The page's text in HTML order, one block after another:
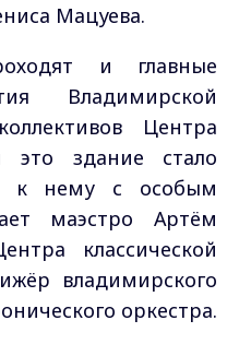
Мацуева.
и главные
Владимирской
Центра
это здание стало
к нему с особым
маэстро Артём
классической
владимирского
оркестра.